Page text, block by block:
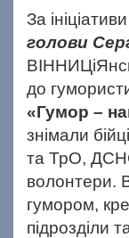
За ініціативи
голови
до
«Гумор –
знімали
та ТрО,
волонтери.
гумором,
підрозділи